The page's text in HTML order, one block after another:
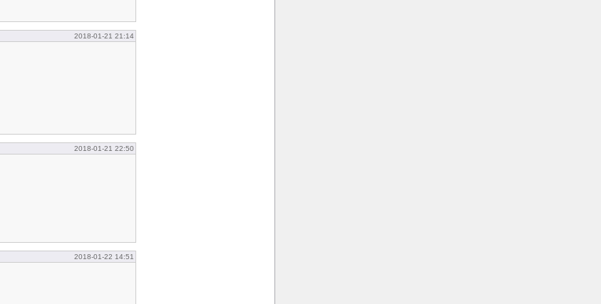
2018-01-21 21:14
2018-01-21 22:50
2018-01-22 14:51